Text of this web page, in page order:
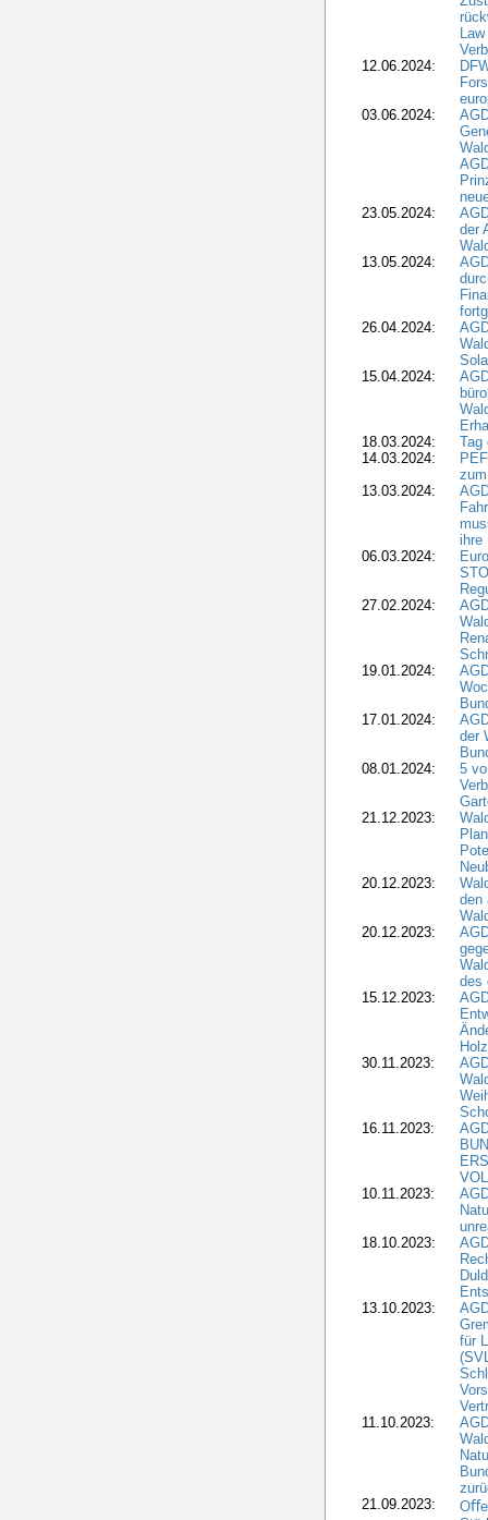
12.06.2024:
03.06.2024:
23.05.2024:
der
13.05.2024:
26.04.2024:
15.04.2024:
18.03.2024:
Tag
14.03.2024:
13.03.2024:
ihre
06.03.2024:
27.02.2024:
19.01.2024:
17.01.2024:
der
08.01.2024:
5
21.12.2023:
20.12.2023:
den
20.12.2023:
des
15.12.2023:
30.11.2023:
16.11.2023:
10.11.2023:
18.10.2023:
13.10.2023:
für
11.10.2023:
21.09.2023: